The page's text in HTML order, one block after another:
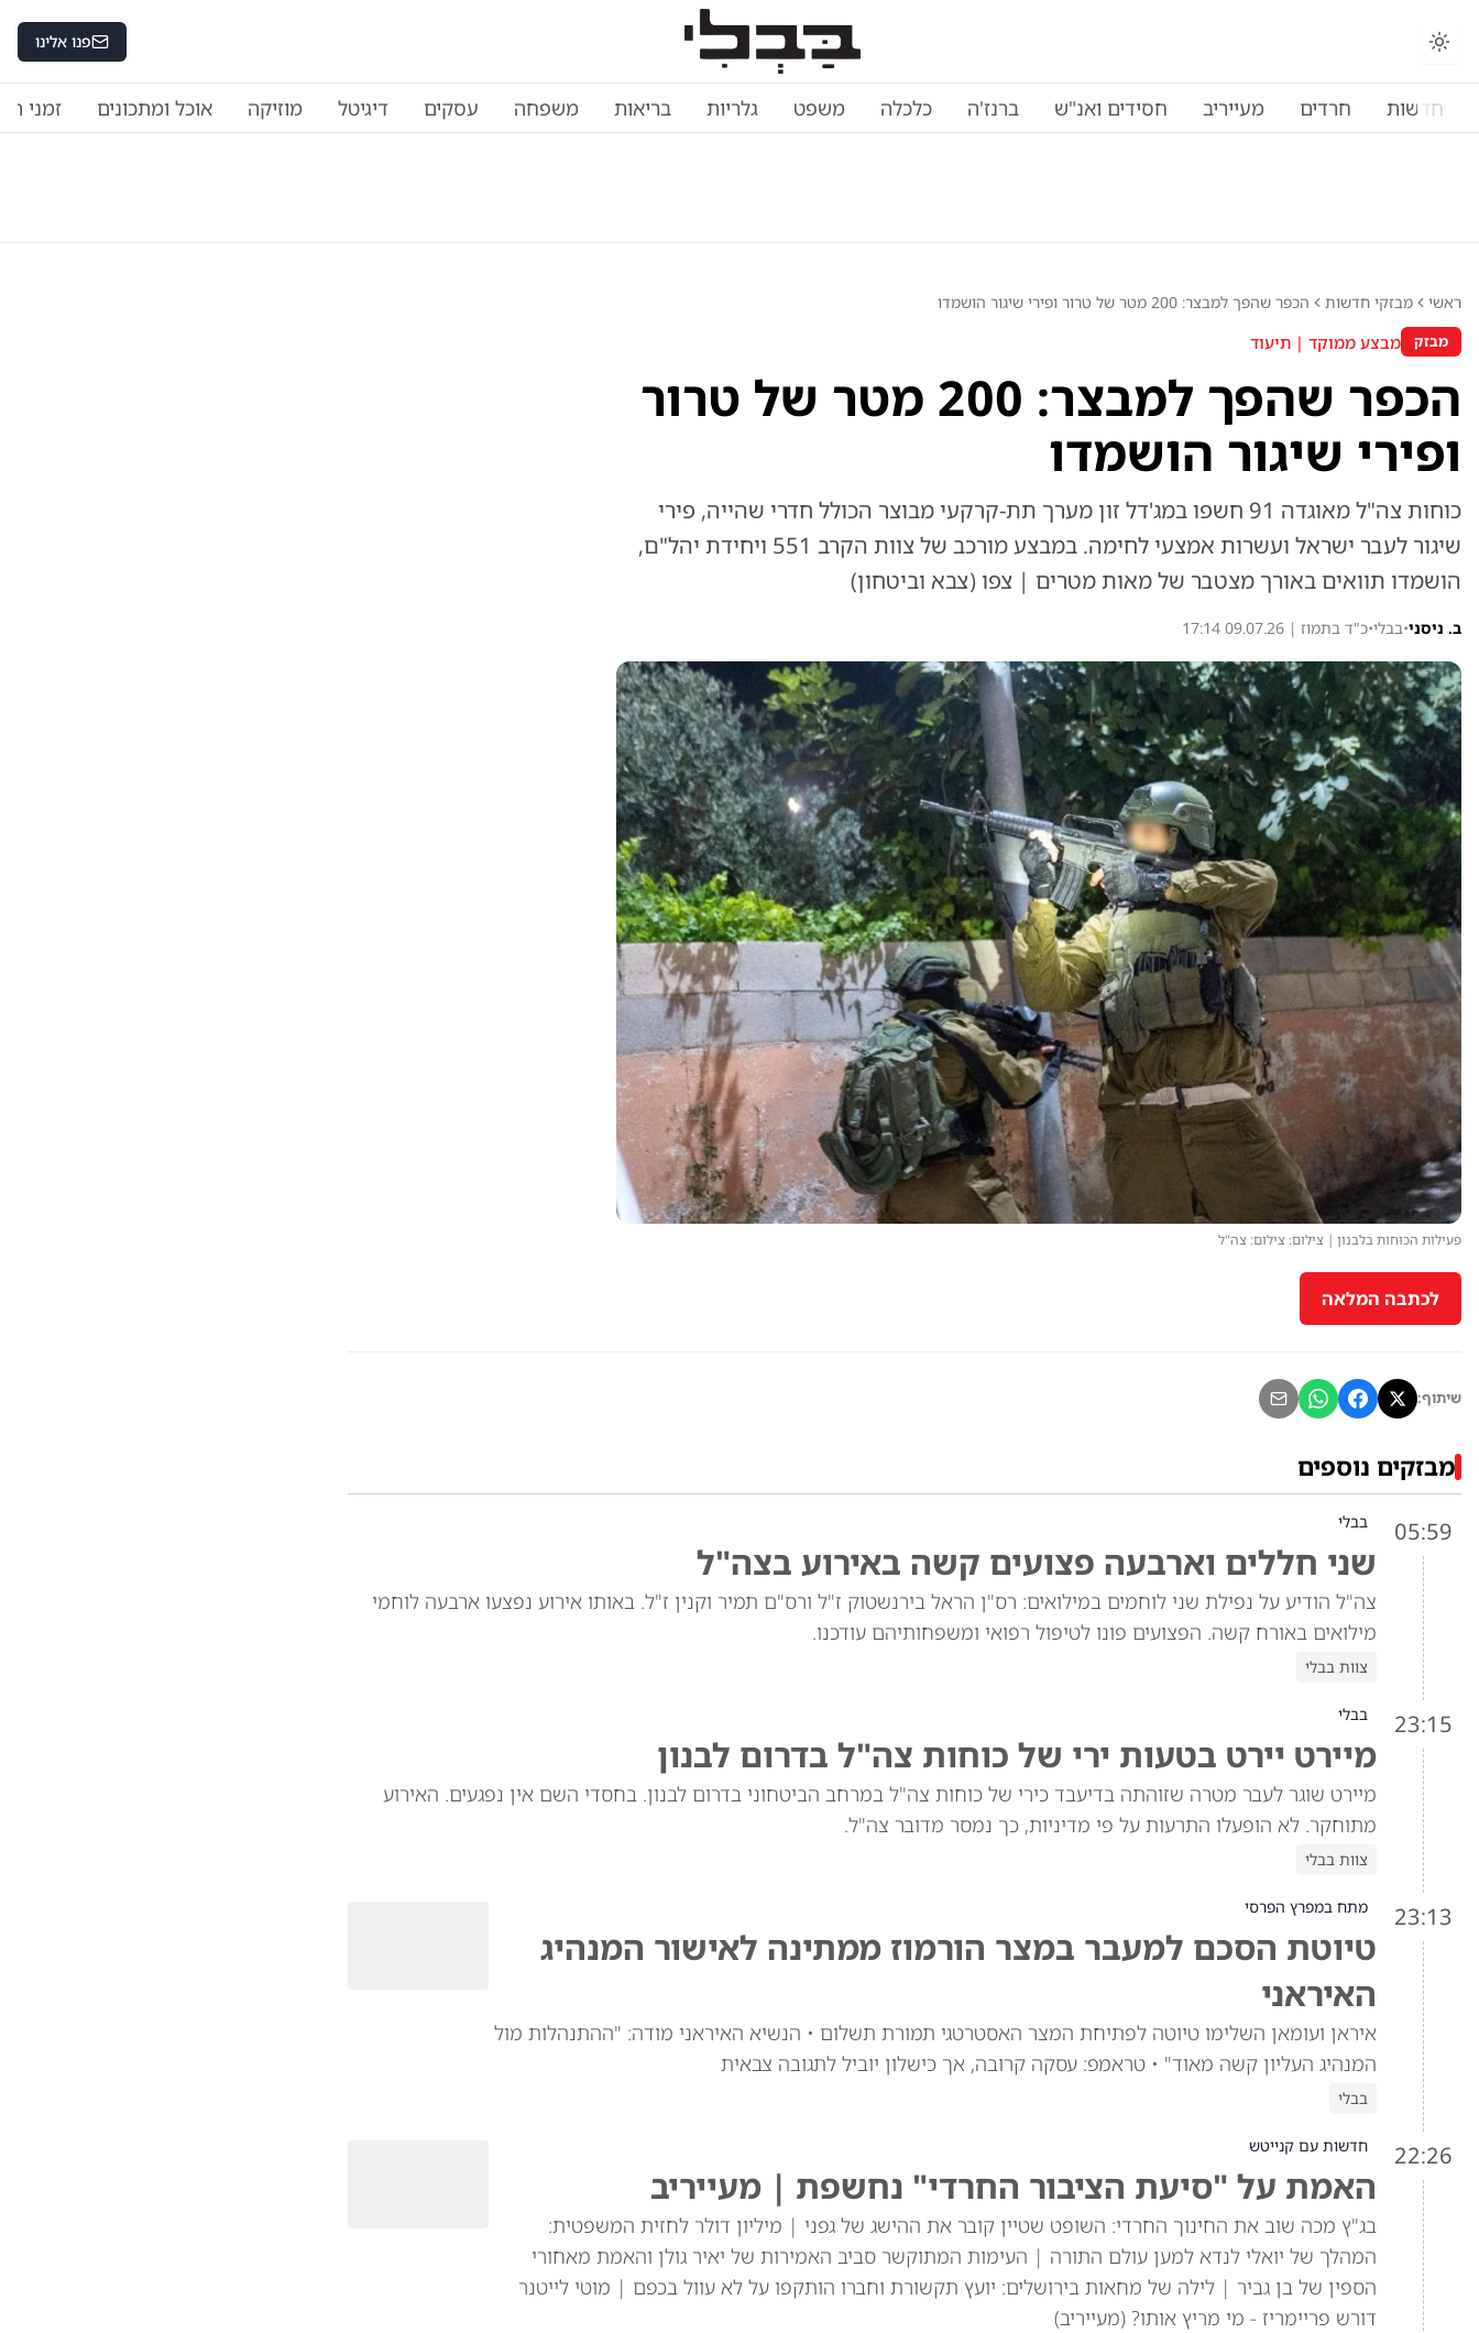
פנו אלינו
חדשות חרדים מעייריב חסידים ואנ"ש ברנז'ה כלכלה משפט גלריות בריאות משפחה עסקים דיגיטל מוזיקה אוכל ומתכונים זמני
ראשי מבזקי חדשות הכפר שהפך למבצר: 200 מטר של טרור ופירי שיגור הושמדו
מבזק מבצע ממוקד | תיעוד
הכפר שהפך למבצר: 200 מטר של טרור
ופירי שיגור הושמדו
כוחות צה"ל מאוגדה 91 חשפו במג'דל זון מערך תת-קרקעי מבוצר הכולל חדרי שהייה, פירי
שיגור לעבר ישראל ועשרות אמצעי לחימה. במבצע מורכב של צוות הקרב 551 ויחידת יהל"ם,
הושמדו תוואים באורך מצטבר של מאות מטרים | צפו (צבא וביטחון)
ב. ניסני•בבלי•כ"ד בתמוז | 09.07.26 17:14
פעילות הכוחות בלבנון | צילום: צילום: צה"ל
לכתבה המלאה
שיתוף:
מבזקים נוספים
05:59 בבלי
שני חללים וארבעה פצועים קשה באירוע בצה"ל
צה"ל הודיע על נפילת שני לוחמים במילואים: רס"ן הראל בירנשטוק ז"ל ורס"ם תמיר וקנין ז"ל. באותו אירוע נפצעו ארבעה לוחמי
מילואים באורח קשה. הפצועים פונו לטיפול רפואי ומשפחותיהם עודכנו.
צוות בבלי
23:15 בבלי
מיירט יירט בטעות ירי של כוחות צה"ל בדרום לבנון
מיירט שוגר לעבר מטרה שזוהתה בדיעבד כירי של כוחות צה"ל במרחב הביטחוני בדרום לבנון. בחסדי השם אין נפגעים. האירוע
מתוחקר. לא הופעלו התרעות על פי מדיניות, כך נמסר מדובר צה"ל.
צוות בבלי
23:13 מתח במפרץ הפרסי
טיוטת הסכם למעבר במצר הורמוז ממתינה לאישור המנהיג
האיראני
איראן ועומאן השלימו טיוטה לפתיחת המצר האסטרטגי תמורת תשלום • הנשיא האיראני מודה: "ההתנהלות מול
המנהיג העליון קשה מאוד" • טראמפ: עסקה קרובה, אך כישלון יוביל לתגובה צבאית
בבלי
22:26 חדשות עם קנייטש
האמת על "סיעת הציבור החרדי" נחשפת | מעייריב
בג"ץ מכה שוב את החינוך החרדי: השופט שטיין קובר את ההישג של גפני | מיליון דולר לחזית המשפטית:
המהלך של יואלי לנדא למען עולם התורה | העימות המתוקשר סביב האמירות של יאיר גולן והאמת מאחורי
הספין של בן גביר | לילה של מחאות בירושלים: יועץ תקשורת וחברו הותקפו על לא עוול בכפם | מוטי לייטנר
דורש פריימריז - מי מריץ אותו? (מעייריב)